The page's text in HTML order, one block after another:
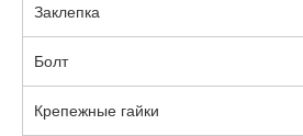
Заклепка
Болт
Крепежные гайки